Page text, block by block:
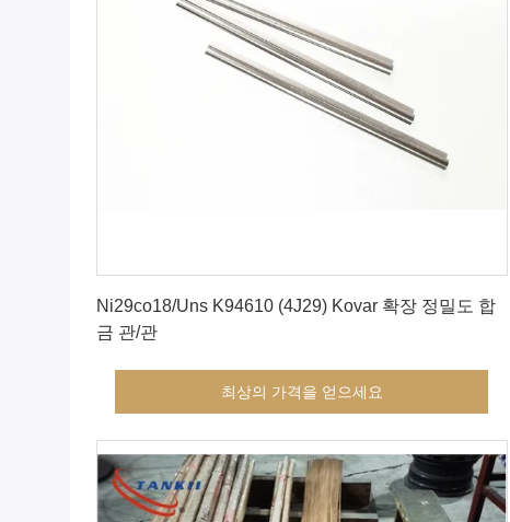
Ni29co18/Uns K94610 (4J29) Kovar 확장 정밀도 합
금 관/관
최상의 가격을 얻으세요